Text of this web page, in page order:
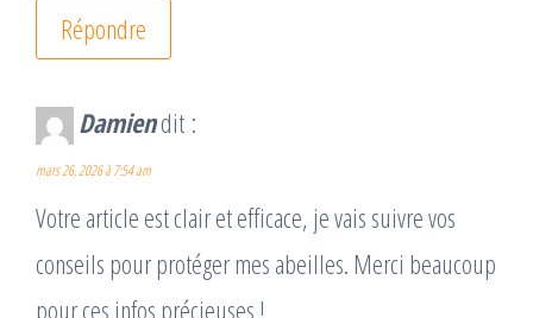
Répondre
Damiendit :
mars 26, 2026 à 7:54 am
Votre article est clair et efficace, je vais suivre vos
conseils pour protéger mes abeilles. Merci beaucoup
pour ces infos précieuses !